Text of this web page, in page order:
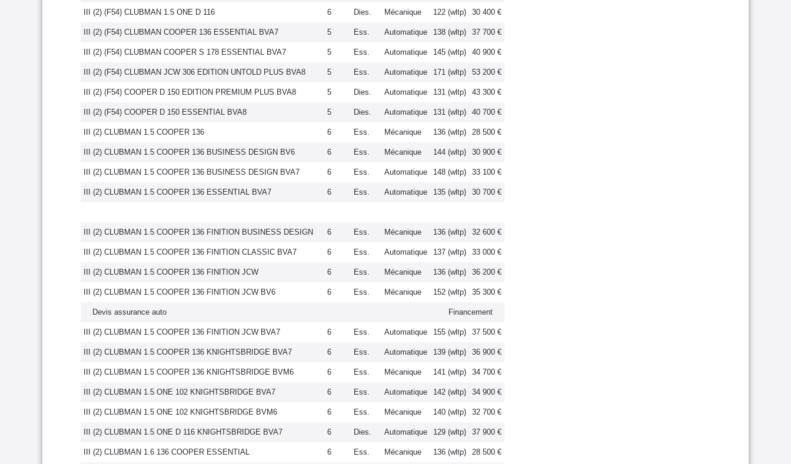
III (2) (F54) CLUBMAN 1.5 ONE D 116 6 Dies. Mécanique 122 (wltp) 30 400 €
III (2) (F54) CLUBMAN COOPER 136 ESSENTIAL BVA7 5 Ess. Automatique 138 (wltp) 37 700 €
III (2) (F54) CLUBMAN COOPER S 178 ESSENTIAL BVA7 5 Ess. Automatique 145 (wltp) 40 900 €
III (2) (F54) CLUBMAN JCW 306 EDITION UNTOLD PLUS BVA8 5 Ess. Automatique 171 (wltp) 53 200 €
III (2) (F54) COOPER D 150 EDITION PREMIUM PLUS BVA8 5 Dies. Automatique 131 (wltp) 43 300 €
III (2) (F54) COOPER D 150 ESSENTIAL BVA8 5 Dies. Automatique 131 (wltp) 40 700 €
III (2) CLUBMAN 1.5 COOPER 136 6 Ess. Mécanique 136 (wltp) 28 500 €
III (2) CLUBMAN 1.5 COOPER 136 BUSINESS DESIGN BV6 6 Ess. Mécanique 144 (wltp) 30 900 €
III (2) CLUBMAN 1.5 COOPER 136 BUSINESS DESIGN BVA7 6 Ess. Automatique 148 (wltp) 33 100 €
III (2) CLUBMAN 1.5 COOPER 136 ESSENTIAL BVA7 6 Ess. Automatique 135 (wltp) 30 700 €
III (2) CLUBMAN 1.5 COOPER 136 FINITION BUSINESS DESIGN 6 Ess. Mécanique 136 (wltp) 32 600 €
III (2) CLUBMAN 1.5 COOPER 136 FINITION CLASSIC BVA7 6 Ess. Automatique 137 (wltp) 33 000 €
III (2) CLUBMAN 1.5 COOPER 136 FINITION JCW 6 Ess. Mécanique 136 (wltp) 36 200 €
III (2) CLUBMAN 1.5 COOPER 136 FINITION JCW BV6 6 Ess. Mécanique 152 (wltp) 35 300 €
Devis assurance auto Financement
III (2) CLUBMAN 1.5 COOPER 136 FINITION JCW BVA7 6 Ess. Automatique 155 (wltp) 37 500 €
III (2) CLUBMAN 1.5 COOPER 136 KNIGHTSBRIDGE BVA7 6 Ess. Automatique 139 (wltp) 36 900 €
III (2) CLUBMAN 1.5 COOPER 136 KNIGHTSBRIDGE BVM6 6 Ess. Mécanique 141 (wltp) 34 700 €
III (2) CLUBMAN 1.5 ONE 102 KNIGHTSBRIDGE BVA7 6 Ess. Automatique 142 (wltp) 34 900 €
III (2) CLUBMAN 1.5 ONE 102 KNIGHTSBRIDGE BVM6 6 Ess. Mécanique 140 (wltp) 32 700 €
III (2) CLUBMAN 1.5 ONE D 116 KNIGHTSBRIDGE BVA7 6 Dies. Automatique 129 (wltp) 37 900 €
III (2) CLUBMAN 1.6 136 COOPER ESSENTIAL 6 Ess. Mécanique 136 (wltp) 28 500 €